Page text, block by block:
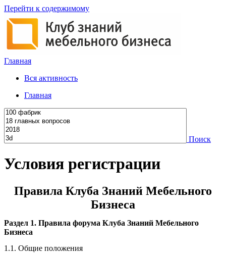
Перейти к содержимому
Главная
Вся активность
Главная
Поиск
Условия регистрации
Правила Клуба Знаний Мебельного
Бизнеса
Раздел 1. Правила форума Клуба Знаний Мебельного
Бизнеса
1.1. Общие положения